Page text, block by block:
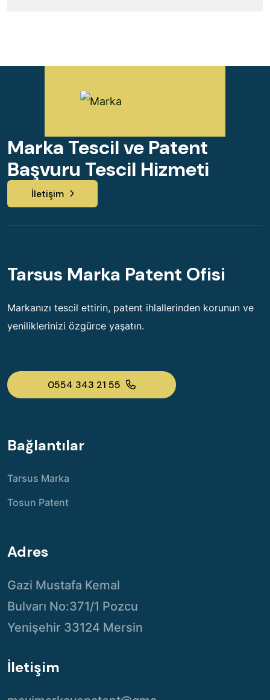
Marka Tescil ve Patent
Başvuru Tescil Hizmeti
İletişim
Tarsus Marka Patent Ofisi
Markanızı tescil ettirin, patent ihlallerinden korunun ve
yeniliklerinizi özgürce yaşatın.
0554 343 21 55
Bağlantılar
Tarsus Marka
Tosun Patent
Adres
Gazi Mustafa Kemal
Bulvarı No:371/1 Pozcu
Yenişehir 33124 Mersin
İletişim